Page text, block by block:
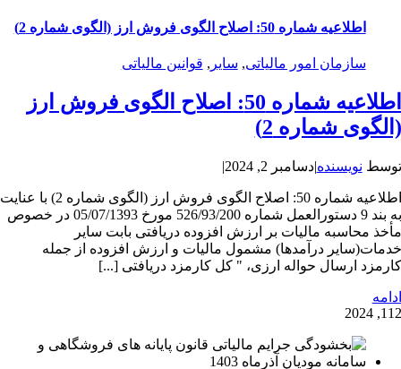
اطلاعیه شماره 50: اصلاح الگوی فروش ارز (الگوی شماره 2)
سازمان امور مالیاتی, سایر , قوانین مالیاتی
اطلاعیه شماره 50: اصلاح الگوی فروش ارز
(الگوی شماره 2)
توسط نویسنده|دسامبر 2, 2024 |
اطلاعیه شماره 50: اصلاح الگوی فروش ارز (الگوی شماره 2) با عنایت
به بند 9 دستورالعمل شماره 526/93/200 مورخ 05/07/1393 در خصوص
مأخذ محاسبه مالیات بر ارزش افزوده دریافتی بابت سایر
خدمات(سایر درآمدها) مشمول مالیات و ارزش افزوده از جمله
کارمزد ارسال حواله ارزی، " کل کارمزد دریافتی [...]
ادامه
1 12, 2024